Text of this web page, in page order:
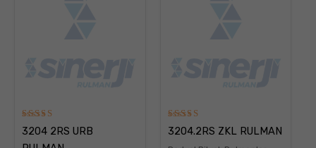
5
üzerinden
5.00
3204 2RS URB
5
üzerinden
3204.2RS ZKL RULMAN